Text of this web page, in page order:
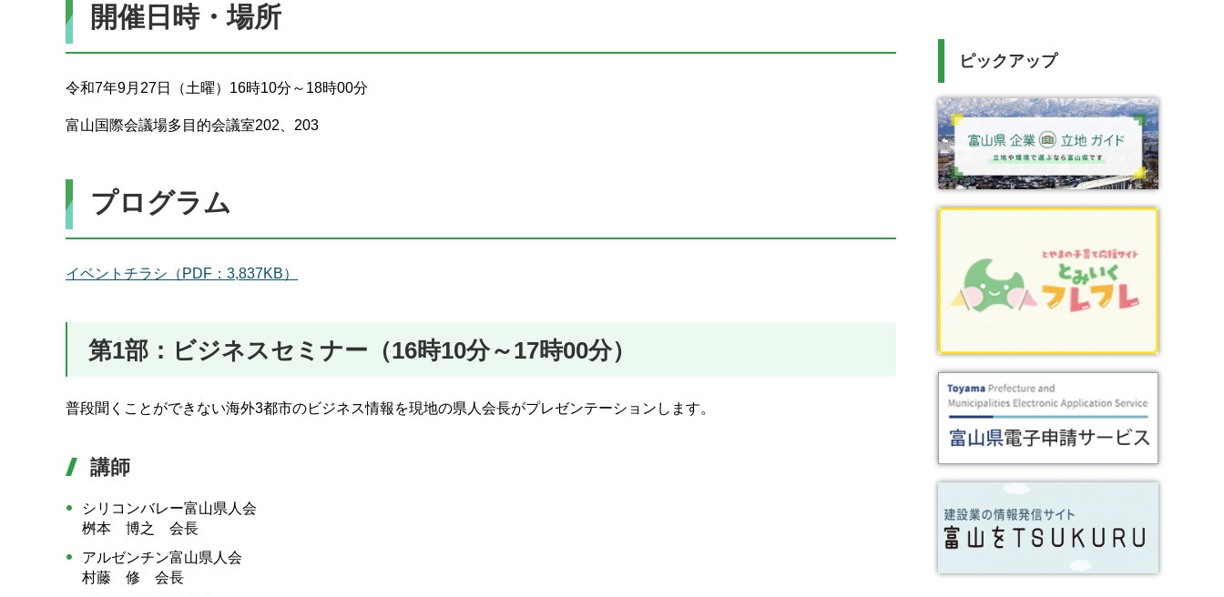
開催日時・場所
令和7年9月27日（土曜）16時10分～18時00分
富山国際会議場多目的会議室202、203
プログラム
イベントチラシ（PDF：3,837KB）
第1部：ビジネスセミナー（16時10分～17時00分）
普段聞くことができない海外3都市のビジネス情報を現地の県人会長がプレゼンテーションします。
講師
シリコンバレー富山県人会
桝本 博之 会長
アルゼンチン富山県人会
村藤 修 会長
ピックアップ